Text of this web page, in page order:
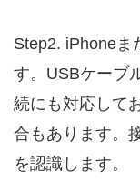
Step2. iPhoneま
す。USBケーブ
続にも対応して
合もあります。
を認識します。